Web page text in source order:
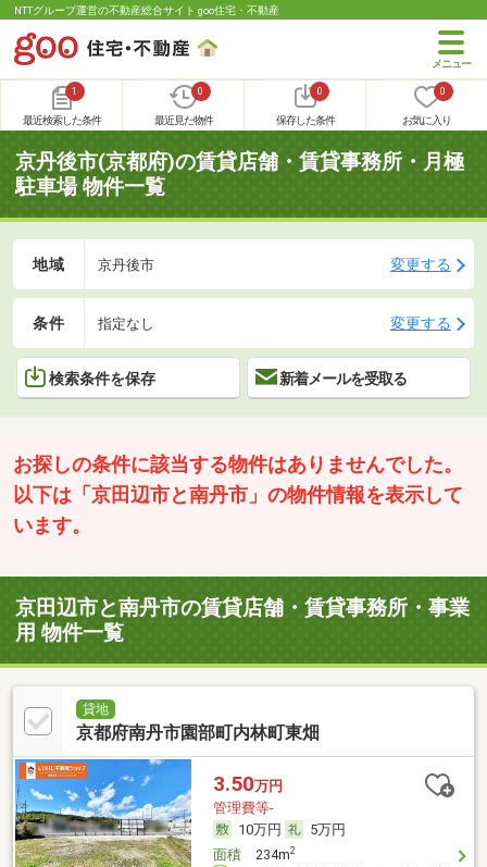
NTTグループ運営の不動産総合サイト goo住宅・不動産
1
最近検索した条件
0
最近見た物件
0
保存した条件
0
お気に入り
京丹後市(京都府)の賃貸店舗・賃貸事務所・月極
駐車場 物件一覧
地域 京丹後市 変更する
条件 指定なし 変更する
検索条件を保存 新着メールを受取る
お探しの条件に該当する物件はありませんでした。
以下は「京田辺市と南丹市」の物件情報を表示して
います。
京田辺市と南丹市の賃貸店舗・賃貸事務所・事業
用 物件一覧
貸地
京都府南丹市園部町内林町東畑
3.50万円
管理費等-
10万円
5万円
面積234m2